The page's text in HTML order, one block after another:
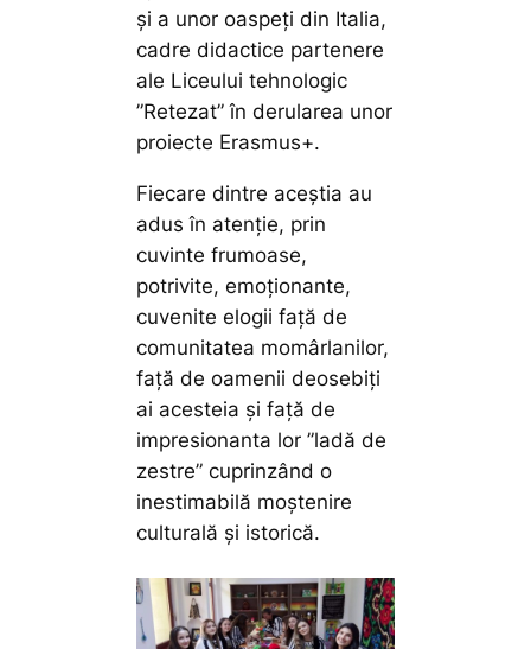
și a unor oaspeți din Italia,
cadre didactice partenere
ale Liceului tehnologic
”Retezat” în derularea unor
proiecte Erasmus+.
Fiecare dintre aceștia au
adus în atenție, prin
cuvinte frumoase,
potrivite, emoționante,
cuvenite elogii față de
comunitatea momârlanilor,
față de oamenii deosebiți
ai acesteia și față de
impresionanta lor ”ladă de
zestre” cuprinzând o
inestimabilă moștenire
culturală și istorică.